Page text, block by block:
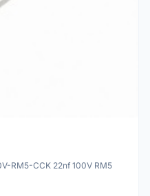
RM5-CCK 22nf 100V RM5